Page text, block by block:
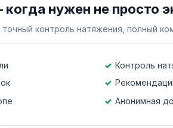
нужен не просто
контроль натяжения, полный
Контроль
Анонимная